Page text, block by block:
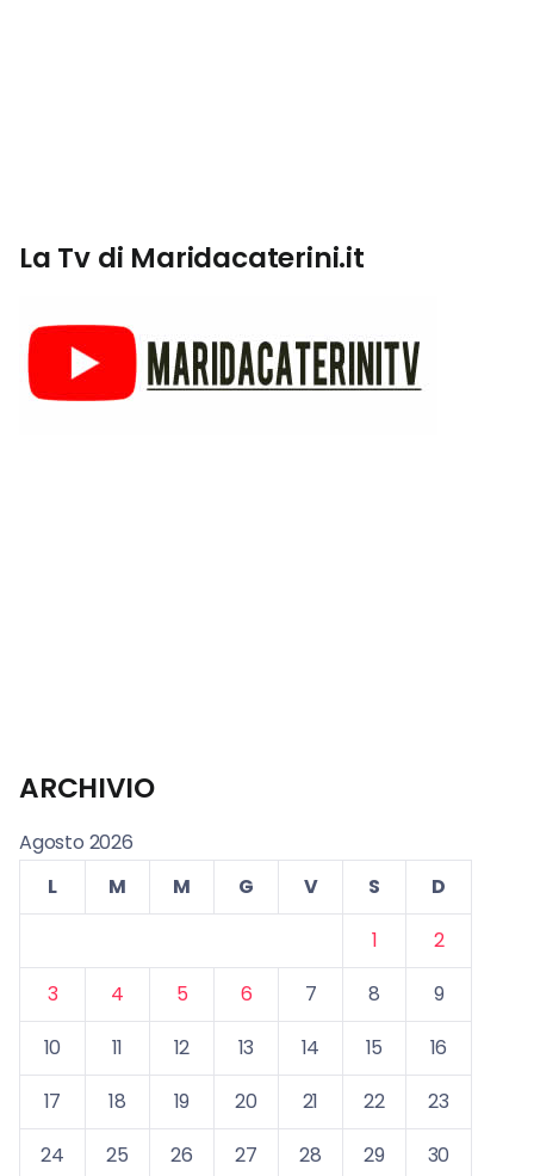
La Tv di Maridacaterini.it
ARCHIVIO
Agosto 2026
L
M M G V S
D
1
2
3
4 5 6 7 8
9
10
11 12 13 14 15
16
17
18 19 20 21 22
23
24
25 26 27 28 29 30